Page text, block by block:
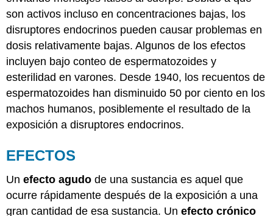
son activos incluso en concentraciones bajas, los
disruptores endocrinos pueden causar problemas en
dosis relativamente bajas. Algunos de los efectos
incluyen bajo conteo de espermatozoides y
esterilidad en varones. Desde 1940, los recuentos de
espermatozoides han disminuido 50 por ciento en los
machos humanos, posiblemente el resultado de la
exposición a disruptores endocrinos.
EFECTOS
Unefecto agudo de una sustancia es aquel que
ocurre rápidamente después de la exposición a una
gran cantidad de esa sustancia. Unefecto crónico